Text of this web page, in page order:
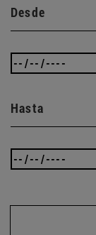
Desde
Hasta